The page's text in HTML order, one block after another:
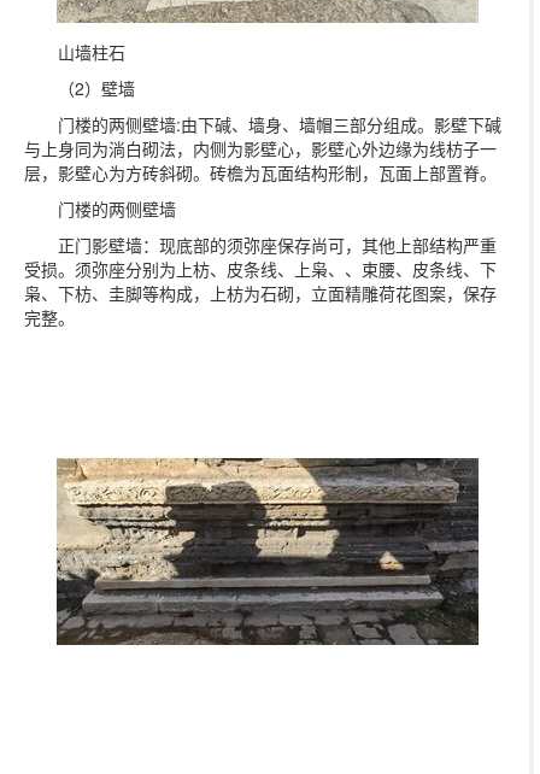
山墙柱石
（2）壁墙
门楼的两侧壁墙:由下碱、墙身、墙帽三部分组成。影壁下碱
与上身同为淌白砌法，内侧为影壁心，影壁心外边缘为线枋子一
层，影壁心为方砖斜砌。砖檐为瓦面结构形制，瓦面上部置脊。
门楼的两侧壁墙
正门影壁墙：现底部的须弥座保存尚可，其他上部结构严重
受损。须弥座分别为上枋、皮条线、上枭、、束腰、皮条线、下
枭、下枋、圭脚等构成，上枋为石砌，立面精雕荷花图案，保存
完整。